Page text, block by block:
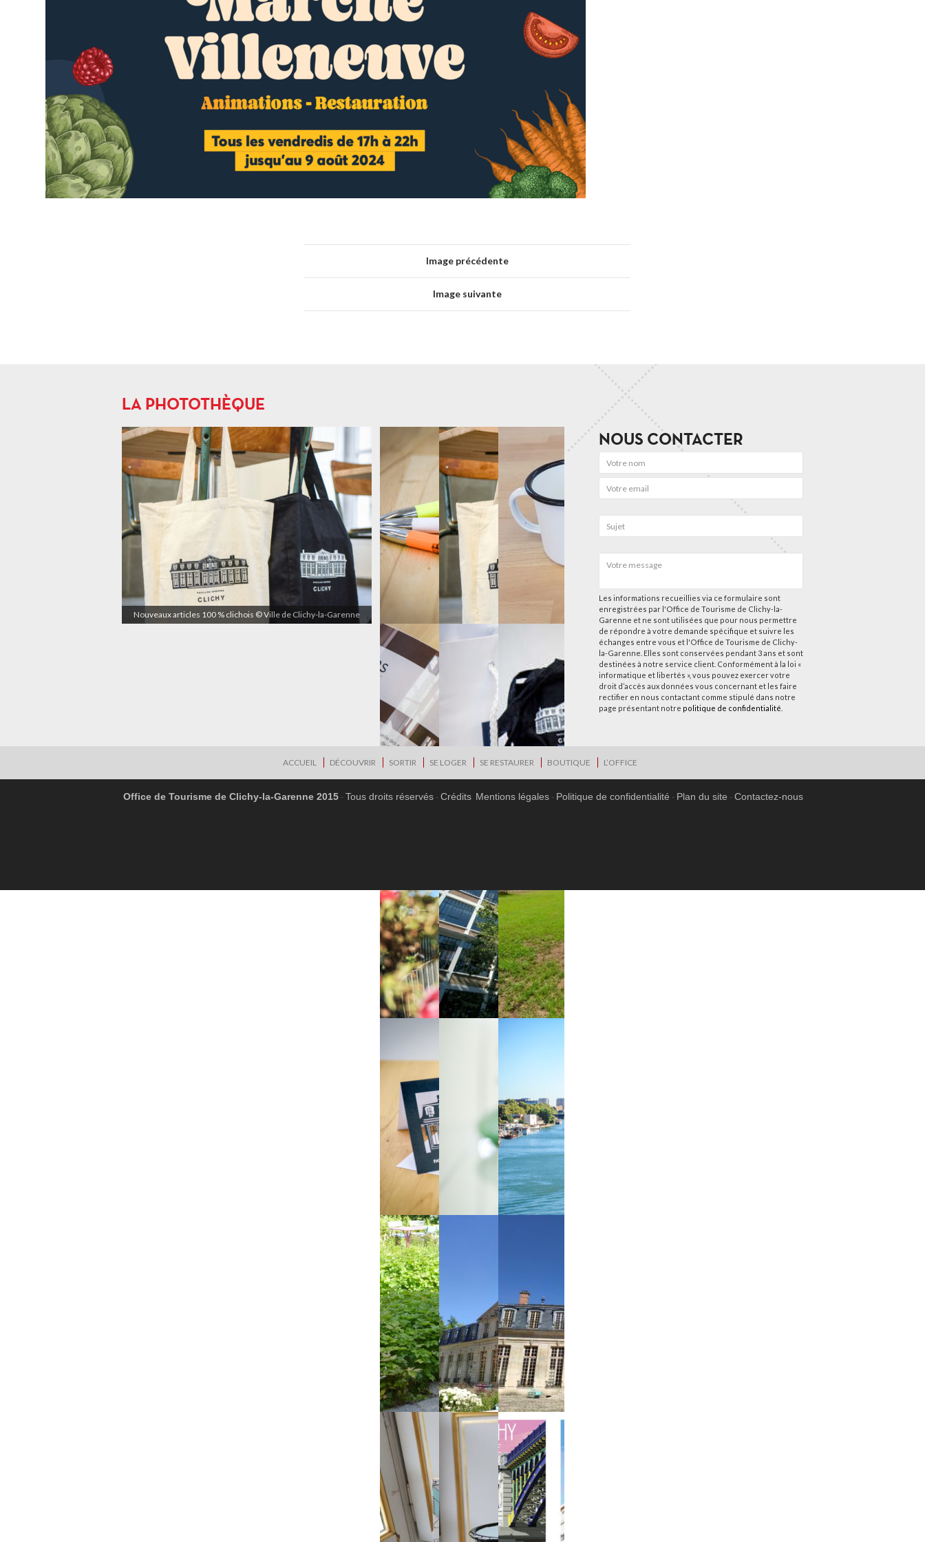
Image précédente
Image suivante
LA PHOTOTHÈQUE
Nouveaux articles 100 % clichois © Ville de Clichy-la-Garenne
NOUS CONTACTER
Les informations recueillies via ce formulaire sont
enregistrées par l'Office de Tourisme de Clichy-la-
Garenne et ne sont utilisées que pour nous permettre
de répondre à votre demande spécifique et suivre les
échanges entre vous et l'Office de Tourisme de Clichy-
la-Garenne. Elles sont conservées pendant 3 ans et sont
destinées à notre service client. Conformément à la loi «
informatique et libertés », vous pouvez exercer votre
droit d’accès aux données vous concernant et les faire
rectifier en nous contactant comme stipulé dans notre
page présentant notre politique de confidentialité
ACCUEIL DÉCOUVRIR SORTIR SE LOGER SE RESTAURER BOUTIQUE L’OFFICE
Office de Tourisme de Clichy-la-Garenne 2015 Tous droits réservés Crédits Mentions légales Politique de confidentialité Plan du site Contactez-nous